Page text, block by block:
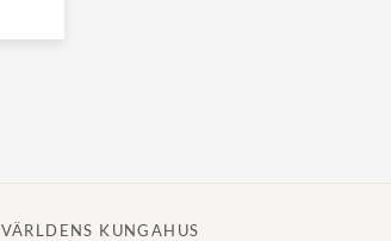
VÄRLDENS KUNGAHUS